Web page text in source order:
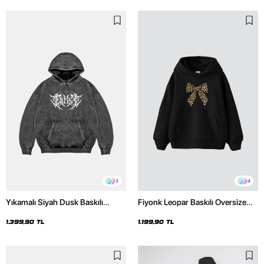
3
Yıkamalı Siyah Dusk Baskılı
1.399,90 TL
4
Fiyonk Leopar Baskılı Oversize
1.199,90 TL